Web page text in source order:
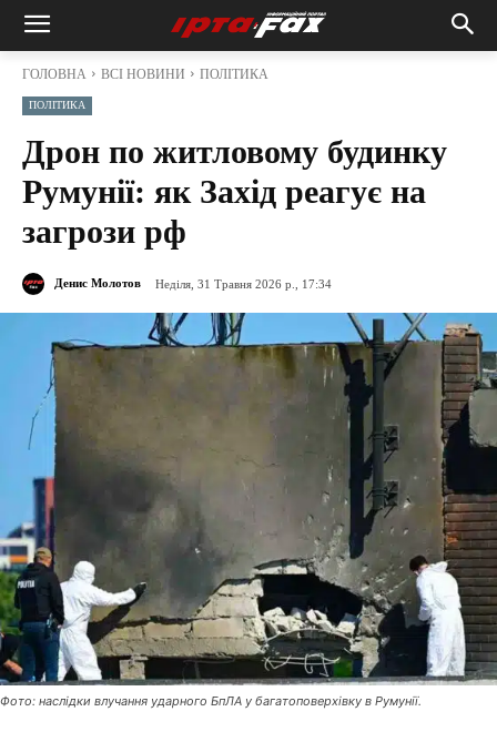
ГОЛОВНА ВСІ НОВИНИ ПОЛІТИКА
ПОЛІТИКА
Дрон по житловому будинку
Румунії: як Захід реагує на
загрози рф
Денис Молотов Неділя, 31 Травня 2026 р., 17:34
Фото: наслідки влучання ударного БпЛА у багатоповерхівку в Румунії.